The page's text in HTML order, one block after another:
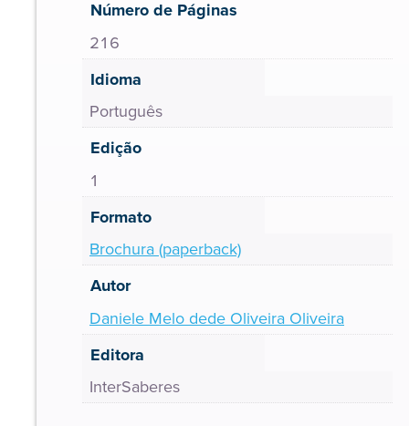
Número de Páginas
216
Idioma
Português
Edição
1
Formato
Brochura (paperback)
Autor
Daniele Melo dede Oliveira Oliveira
Editora
InterSaberes